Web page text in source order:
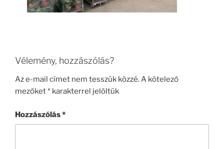
Vélemény, hozzászólás?
Az e-mail címet nem tesszük közzé.A kötelező
mezőket* karakterrel jelöltük
Hozzászólás*